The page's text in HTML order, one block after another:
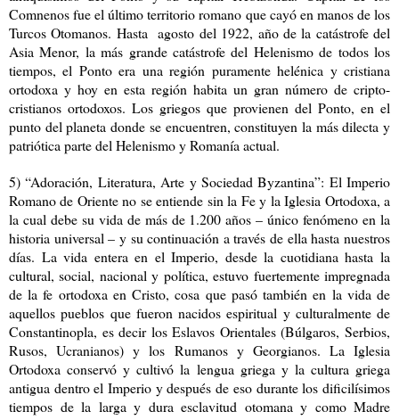
Comnenos fue el último territorio romano que cayó en manos de los
Turcos Otomanos. Hasta agosto del 1922, año de la catástrofe del
Asia Menor, la más grande catástrofe del Helenismo de todos los
tiempos, el Ponto era una región puramente helénica y cristiana
ortodoxa y hoy en esta región habita un gran número de cripto-
cristianos ortodoxos. Los griegos que provienen del Ponto, en el
punto del planeta donde se encuentren, constituyen la más dilecta y
patriótica parte del Helenismo y Romanía actual.
5) “Adoración, Literatura, Arte y Sociedad Byzantina”: El Imperio
Romano de Oriente no se entiende sin la Fe y la Iglesia Ortodoxa, a
la cual debe su vida de más de 1.200 años – único fenómeno en la
historia universal – y su continuación a través de ella hasta nuestros
días. La vida entera en el Imperio, desde la cuotidiana hasta la
cultural, social, nacional y política, estuvo fuertemente impregnada
de la fe ortodoxa en Cristo, cosa que pasó también en la vida de
aquellos pueblos que fueron nacidos espiritual y culturalmente de
Constantinopla, es decir los Eslavos Orientales (Búlgaros, Serbios,
Rusos, Ucranianos) y los Rumanos y Georgianos. La Iglesia
Ortodoxa conservó y cultivó la lengua griega y la cultura griega
antigua dentro el Imperio y después de eso durante los dificilísimos
tiempos de la larga y dura esclavitud otomana y como Madre